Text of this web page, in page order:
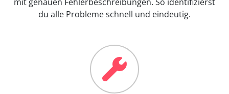
du alle Probleme schnell und eindeutig.